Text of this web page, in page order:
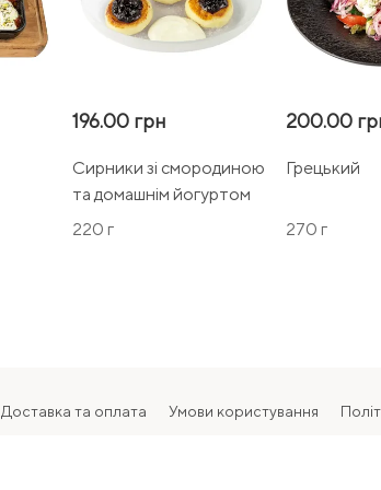
196.00 грн
Сирники зі смородиною
та домашнім йогуртом
220 г
200.00
Грецький
270 г
Доставка та оплата Умови користування